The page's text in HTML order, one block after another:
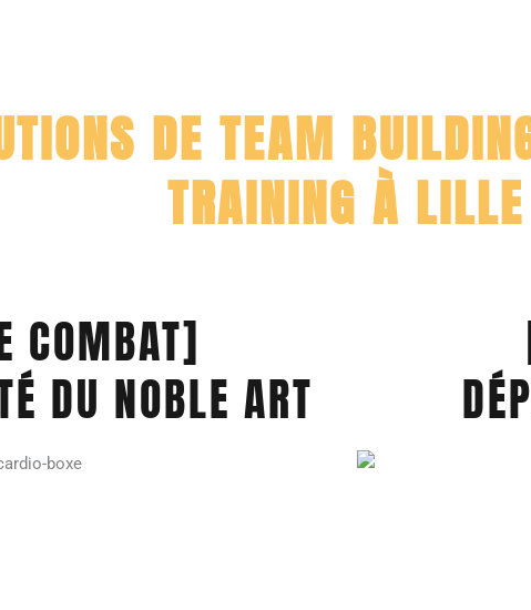
DE TEAM
TRAINING À LILLE
COMBAT]
DU NOBLE ART